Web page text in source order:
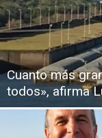
Cuanto más
todos», afirma